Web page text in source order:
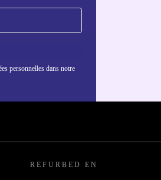
personnelles dans notre
REFURBED EN